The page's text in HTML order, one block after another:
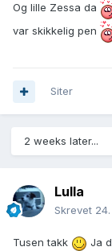
Og lille Zessa da
var skikkelig pen
Siter
2 weeks later...
Lulla
Skrevet
Tusen takk
Ja